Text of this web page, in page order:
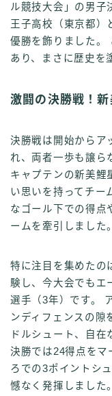
ル競技大会」の男子
王子高校（東京都）
優勝を飾りました。
あり、まさに歴史を
激闘の決勝戦！
決勝戦は開始からア
れ、両者一歩も譲ら
キャプテンの新美鯉
い思いを持ってチー
なゴール下での得点
ームを牽引しました。
特に注目を集めたの
験し、今大会でもエ
選手（3年）です。
ンディフェンスの隙
ドルシュート、自在
決勝では24得点をマ
ろでの3ポイントシ
憾なく発揮しました